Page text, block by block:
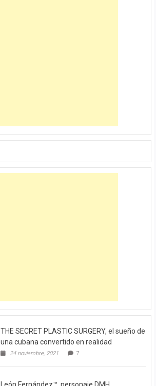
THE SECRET PLASTIC SURGERY, el sueño de
una cubana convertido en realidad
24 noviembre, 2021 7
León Fernández™, personaje DMH